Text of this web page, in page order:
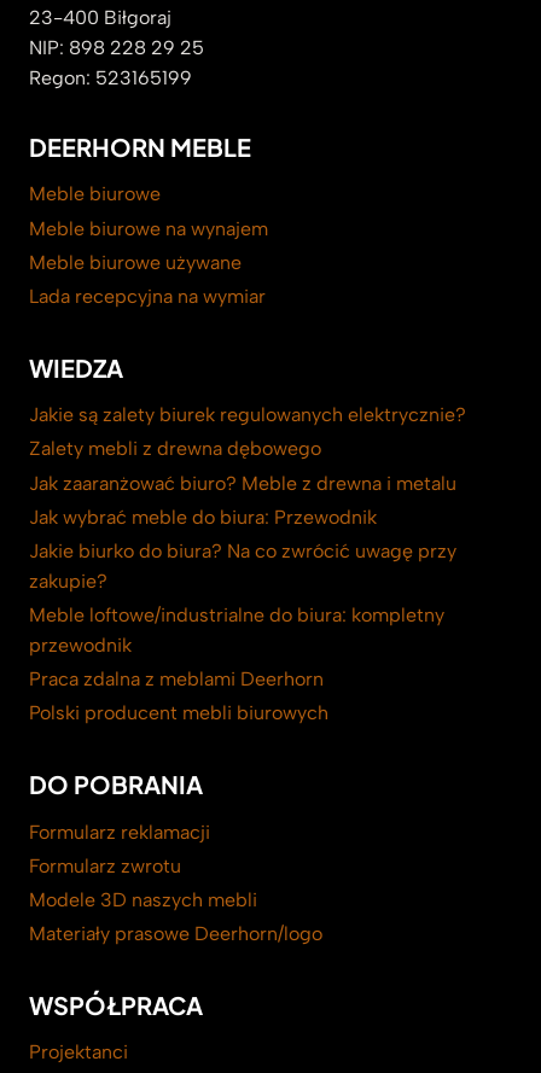
23-400 Biłgoraj
NIP: 898 228 29 25
Regon: 523165199
DEERHORN MEBLE
Meble biurowe
Meble biurowe na wynajem
Meble biurowe używane
Lada recepcyjna na wymiar
WIEDZA
Jakie są zalety biurek regulowanych elektrycznie?
Zalety mebli z drewna dębowego
Jak zaaranżować biuro? Meble z drewna i metalu
Jak wybrać meble do biura: Przewodnik
Jakie biurko do biura? Na co zwrócić uwagę przy
zakupie?
Meble loftowe/industrialne do biura: kompletny
przewodnik
Praca zdalna z meblami Deerhorn
Polski producent mebli biurowych
DO POBRANIA
Formularz reklamacji
Formularz zwrotu
Modele 3D naszych mebli
Materiały prasowe Deerhorn/logo
WSPÓŁPRACA
Projektanci